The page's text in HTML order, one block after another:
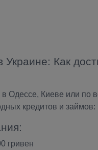
Как
Киеве или по
кредитов и займов:
гривен